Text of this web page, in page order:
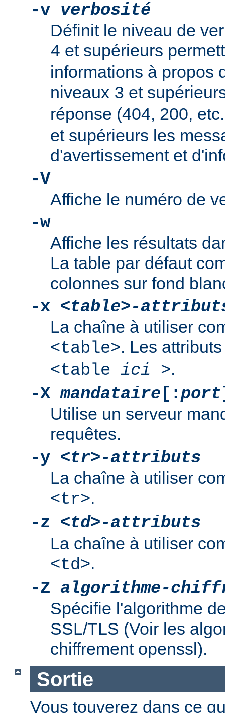
-v verbosité
Définit le niveau de
4 et supérieurs
informations à propos
niveaux 3 et
réponse (404, 200,
et supérieurs les
d'avertissement et
-V
Affiche le numéro de
-w
Affiche les résultats
La table par défaut
colonnes sur fond
-x <table>-
La chaîne à utiliser
<table>. Les
<table ici >.
-Xmandataire [:port
Utilise un serveur
requêtes.
-y <tr>-attributs
La chaîne à utiliser
<tr>.
-z <td>-attributs
La chaîne à utiliser
<td>.
-Z algorithme-
Spécifie l'algorithme
SSL/TLS (Voir les
chiffrement openssl).
Sortie
Vous touverez dans ce